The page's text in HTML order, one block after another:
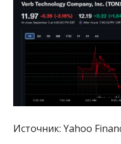
Источник: Yahoo